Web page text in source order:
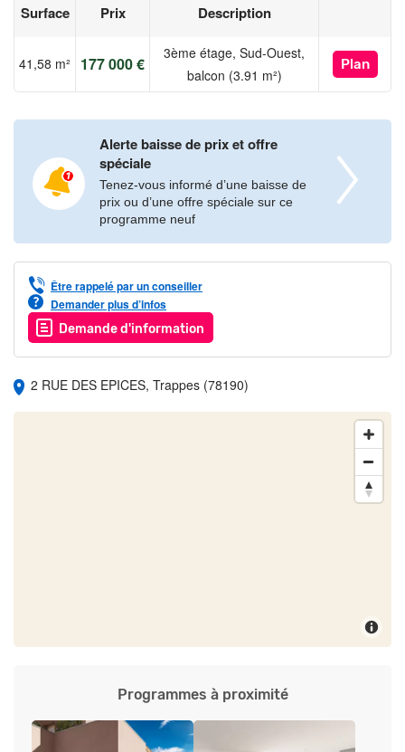
Surface Prix Description
41,58 m² 177 000 €
3ème étage, Sud-Ouest,
balcon (3.91 m²)
Plan
Alerte baisse de prix et offre
spéciale
Tenez-vous informé d’une baisse de
prix ou d’une offre spéciale sur ce
programme neuf
Être rappelé par un conseiller
Demander plus d’infos
Demande d'information
2 RUE DES EPICES, Trappes (78190)
Programmes à proximité